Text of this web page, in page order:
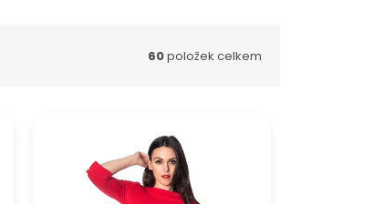
60položek celkem